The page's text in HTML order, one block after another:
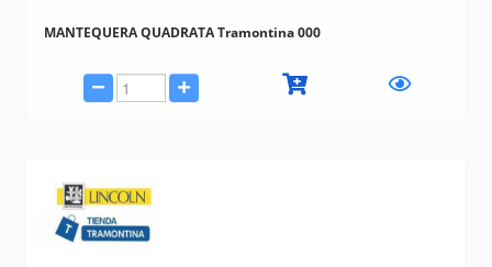
MANTEQUERA QUADRATA Tramontina 000